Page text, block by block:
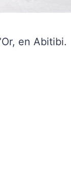
en Abitibi.